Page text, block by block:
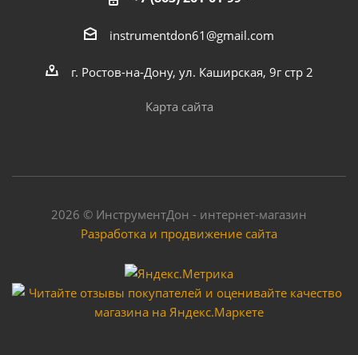
instrumentdon61@gmail.com
г. Ростов-на-Дону, ул. Каширская, 9г стр 2
Карта сайта
2026 © ИнструментДон - интернет-магазин
Разработка и продвижение сайта